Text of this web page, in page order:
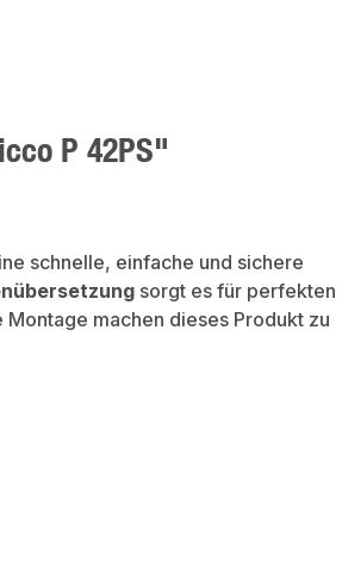
P 42PS"
schnelle, einfache und sichere
sorgt es für perfekten
machen dieses Produkt zu